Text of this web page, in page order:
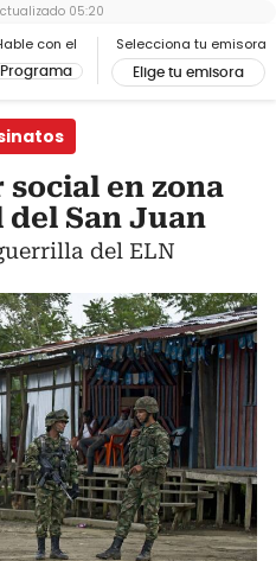
con el
Programa
Selecciona tu emisora
Elige tu emisora
05:20
en zona
San Juan
del ELN